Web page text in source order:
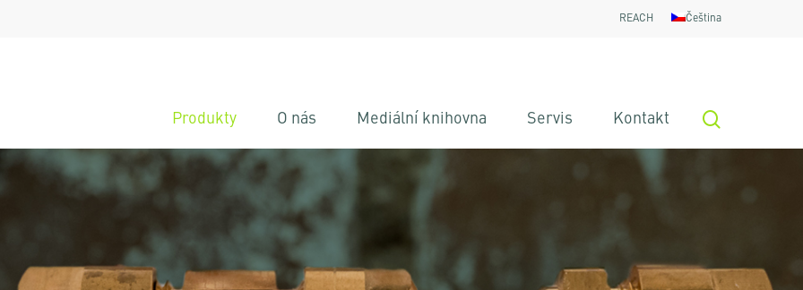
REACH Čeština
Produkty O nás Mediální knihovna Servis Kontakt